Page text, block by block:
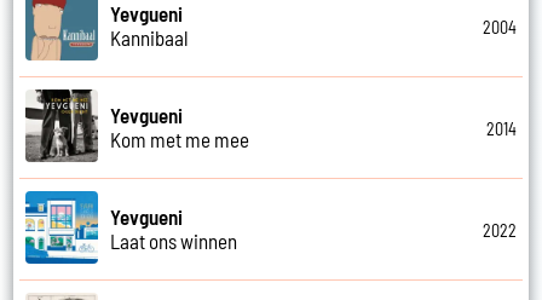
Yevgueni
Kannibaal
2004
Yevgueni
Kom met me mee
2014
Yevgueni
Laat ons winnen
2022